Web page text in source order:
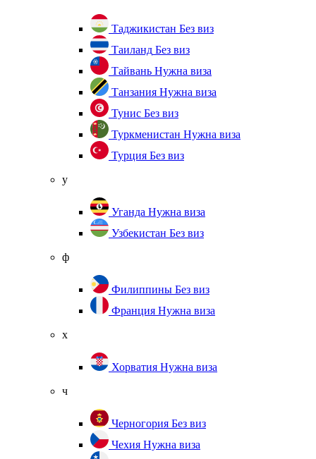
Таджикистан Без виз
Таиланд Без виз
Тайвань Нужна виза
Танзания Нужна виза
Тунис Без виз
Туркменистан Нужна виза
Турция Без виз
у
Уганда Нужна виза
Узбекистан Без виз
ф
Филиппины Без виз
Франция Нужна виза
х
Хорватия Нужна виза
ч
Черногория Без виз
Чехия Нужна виза